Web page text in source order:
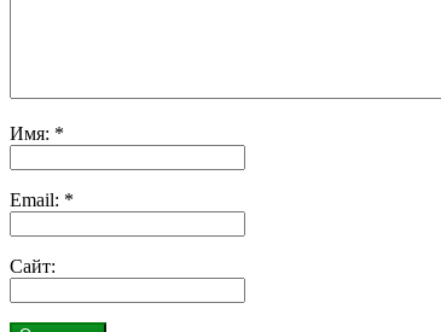
Имя: *
Email: *
Сайт: